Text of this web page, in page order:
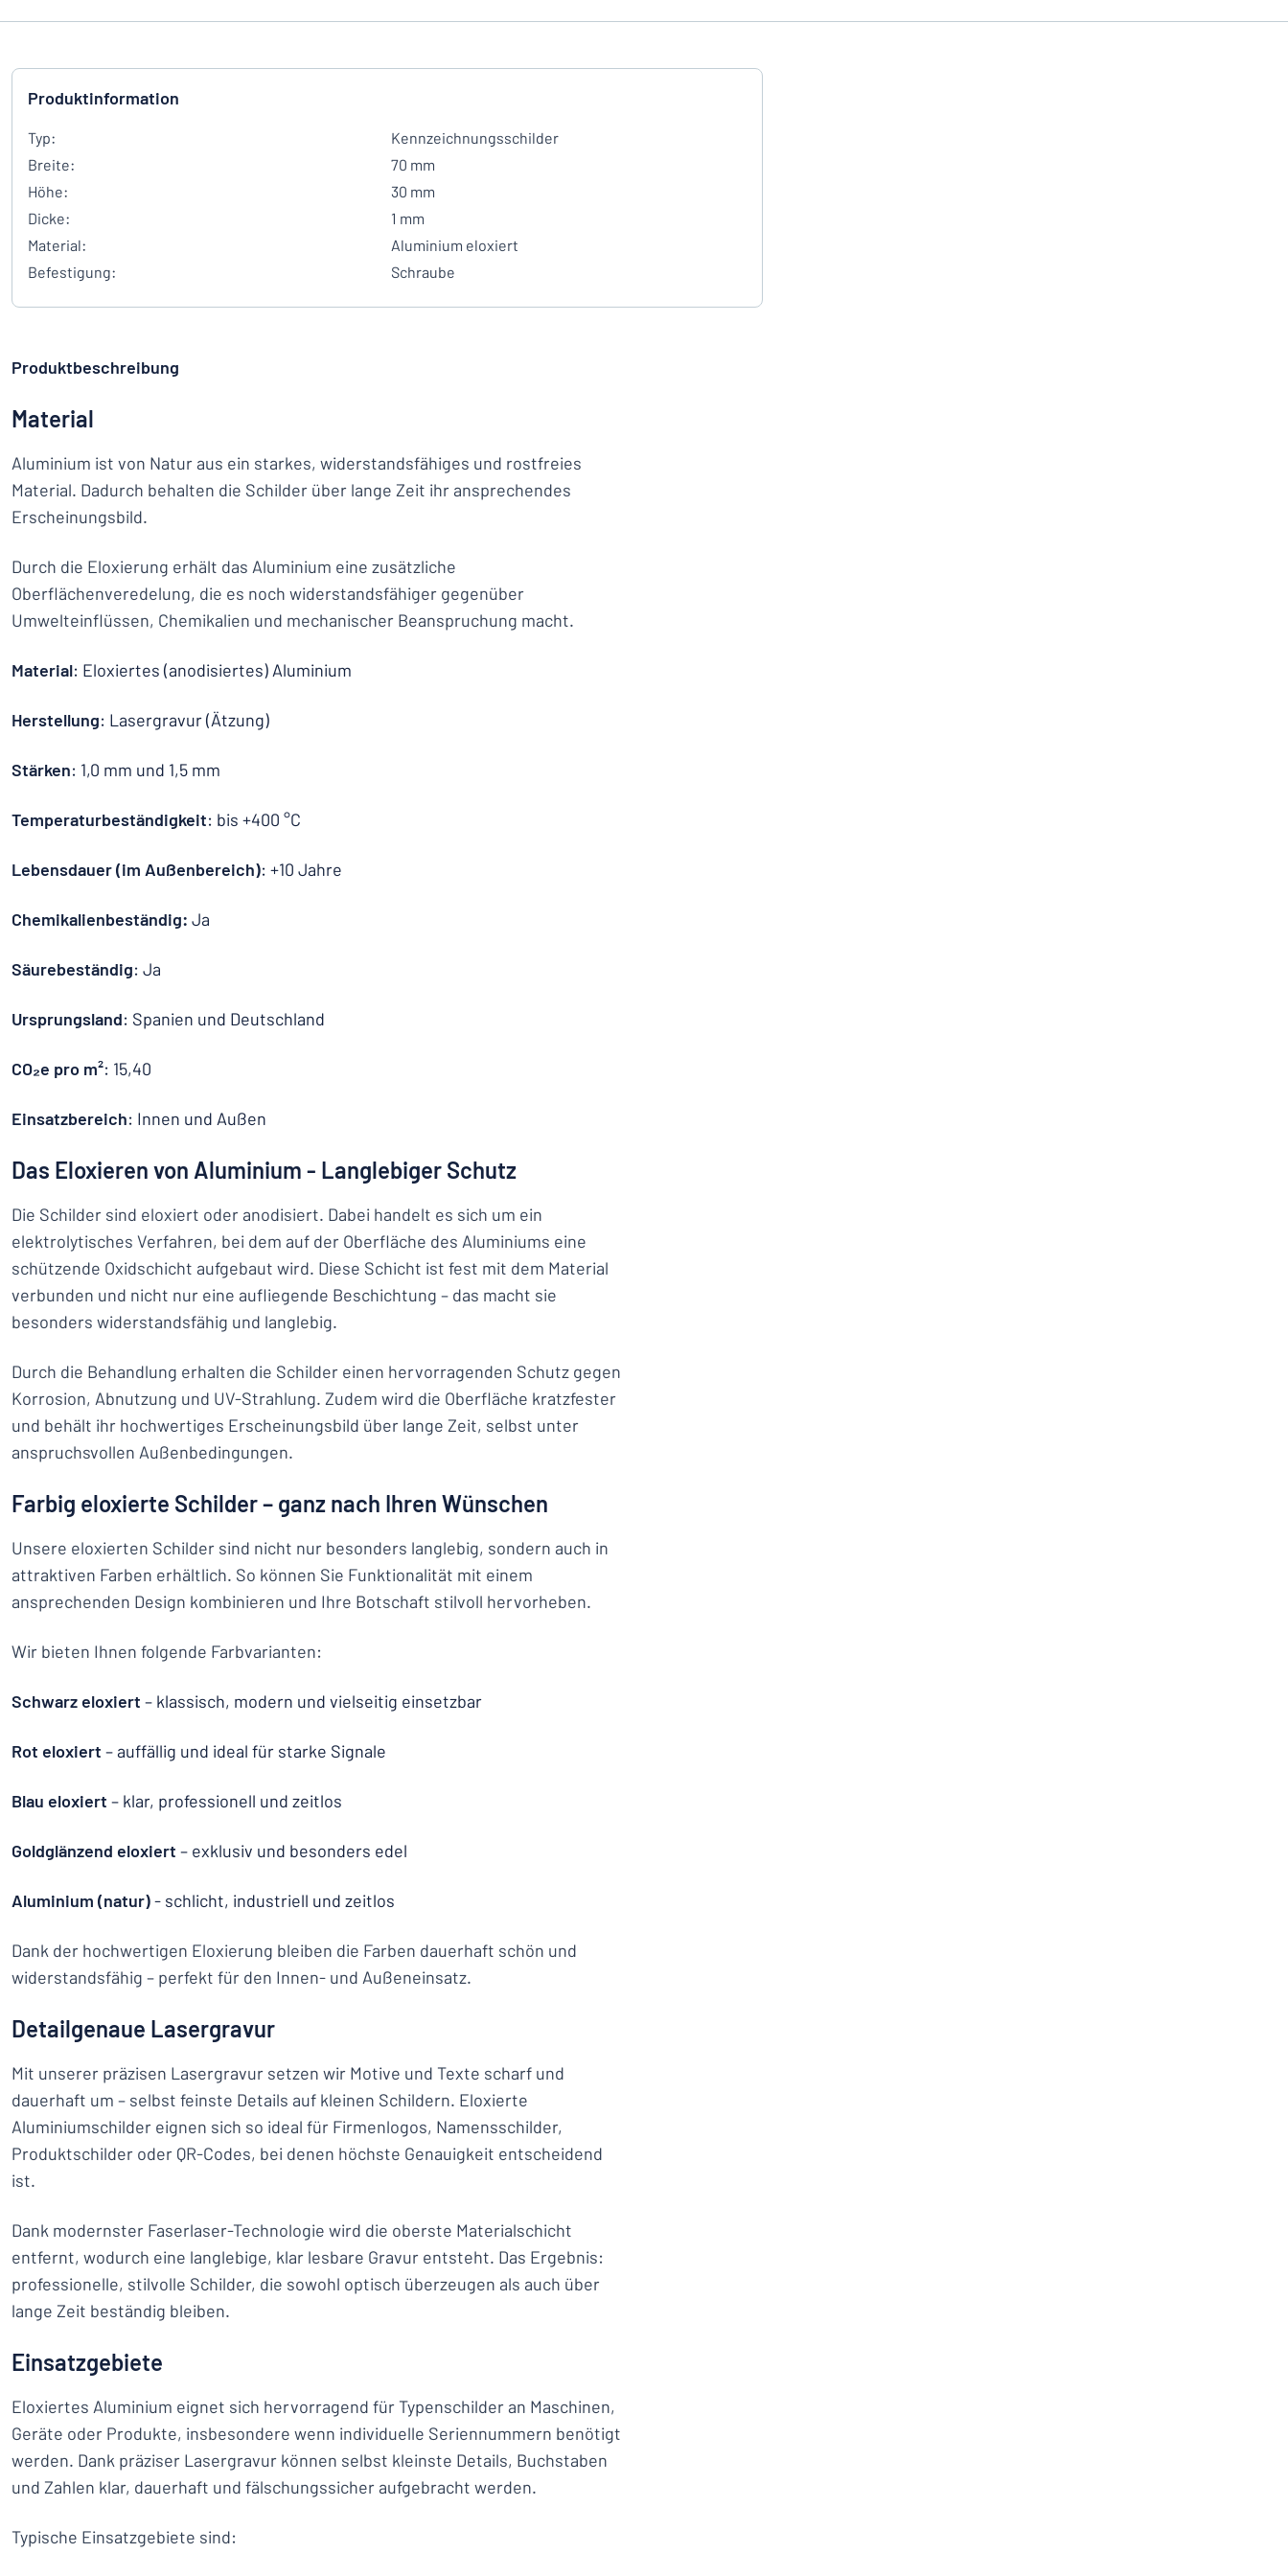
Produktinformation
Typ:
Kennzeichnungsschilder
Breite:
70 mm
Höhe:
30 mm
Dicke:
1 mm
Material:
Aluminium eloxiert
Befestigung:
Schraube
Produktbeschreibung
Material
Aluminium ist von Natur aus ein starkes, widerstandsfähiges und rostfreies
Material. Dadurch behalten die Schilder über lange Zeit ihr ansprechendes
Erscheinungsbild.
Durch die Eloxierung erhält das Aluminium eine zusätzliche
Oberflächenveredelung, die es noch widerstandsfähiger gegenüber
Umwelteinflüssen, Chemikalien und mechanischer Beanspruchung macht.
Material: Eloxiertes (anodisiertes) Aluminium
Herstellung: Lasergravur (Ätzung)
Stärken: 1,0 mm und 1,5 mm
Temperaturbeständigkeit: bis +400 °C
Lebensdauer (im Außenbereich): +10 Jahre
Chemikalienbeständig: Ja
Säurebeständig: Ja
Ursprungsland: Spanien und Deutschland
CO₂e pro m²: 15,40
Einsatzbereich: Innen und Außen
Das Eloxieren von Aluminium - Langlebiger Schutz
Die Schilder sind eloxiert oder anodisiert. Dabei handelt es sich um ein
elektrolytisches Verfahren, bei dem auf der Oberfläche des Aluminiums eine
schützende Oxidschicht aufgebaut wird. Diese Schicht ist fest mit dem Material
verbunden und nicht nur eine aufliegende Beschichtung – das macht sie
besonders widerstandsfähig und langlebig.
Durch die Behandlung erhalten die Schilder einen hervorragenden Schutz gegen
Korrosion, Abnutzung und UV-Strahlung. Zudem wird die Oberfläche kratzfester
und behält ihr hochwertiges Erscheinungsbild über lange Zeit, selbst unter
anspruchsvollen Außenbedingungen.
Farbig eloxierte Schilder – ganz nach Ihren Wünschen
Unsere eloxierten Schilder sind nicht nur besonders langlebig, sondern auch in
attraktiven Farben erhältlich. So können Sie Funktionalität mit einem
ansprechenden Design kombinieren und Ihre Botschaft stilvoll hervorheben.
Wir bieten Ihnen folgende Farbvarianten:
Schwarz eloxiert – klassisch, modern und vielseitig einsetzbar
Rot eloxiert – auffällig und ideal für starke Signale
Blau eloxiert – klar, professionell und zeitlos
Goldglänzend eloxiert – exklusiv und besonders edel
Aluminium (natur)- schlicht, industriell und zeitlos
Dank der hochwertigen Eloxierung bleiben die Farben dauerhaft schön und
widerstandsfähig – perfekt für den Innen- und Außeneinsatz.
Detailgenaue Lasergravur
Mit unserer präzisen Lasergravur setzen wir Motive und Texte scharf und
dauerhaft um – selbst feinste Details auf kleinen Schildern. Eloxierte
Aluminiumschilder eignen sich so ideal für Firmenlogos, Namensschilder,
Produktschilder oder QR-Codes, bei denen höchste Genauigkeit entscheidend
ist.
Dank modernster Faserlaser-Technologie wird die oberste Materialschicht
entfernt, wodurch eine langlebige, klar lesbare Gravur entsteht. Das Ergebnis:
professionelle, stilvolle Schilder, die sowohl optisch überzeugen als auch über
lange Zeit beständig bleiben.
Einsatzgebiete
Eloxiertes Aluminium eignet sich hervorragend für Typenschilder an Maschinen,
Geräte oder Produkte, insbesondere wenn individuelle Seriennummern benötigt
werden. Dank präziser Lasergravur können selbst kleinste Details, Buchstaben
und Zahlen klar, dauerhaft und fälschungssicher aufgebracht werden.
Typische Einsatzgebiete sind: